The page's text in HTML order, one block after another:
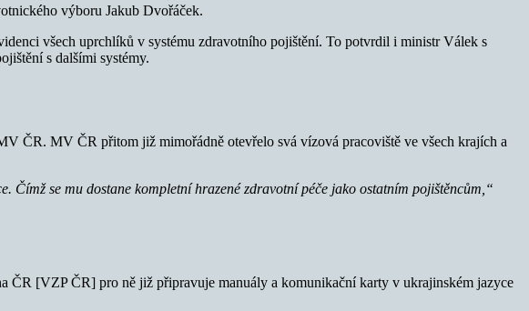
výboru Jakub Dvořáček.
všech uprchlíků v systému zdravotního pojištění. To potvrdil i ministr Válek s
s dalšími systémy.
ČR. MV ČR přitom již mimořádně otevřelo svá vízová pracoviště ve všech krajích a
Čímž se mu dostane kompletní hrazené zdravotní péče jako ostatním pojištěncům,“
ČR [VZP ČR] pro ně již připravuje manuály a komunikační karty v ukrajinském jazyce